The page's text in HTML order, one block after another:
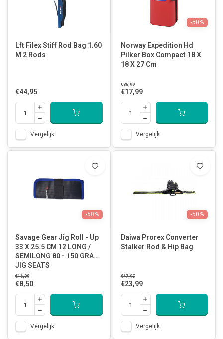
Lft Filex Stiff Rod Bag 1.60
M 2 Rods
€44,95
Vergelijk
-50%
Norway Expedition Hd
Pilker Box Compact 18 X
18 X 27 Cm
€35,99
€17,99
Vergelijk
-50%
Savage Gear Jig Roll - Up
33 X 25.5 CM 12 LONG /
SEMILONG 80 - 150 GRAM
JIG SEATS
€16,99
€8,50
Vergelijk
-50%
Daiwa Prorex Converter
Stalker Rod & Hip Bag
€47,95
€23,99
Vergelijk